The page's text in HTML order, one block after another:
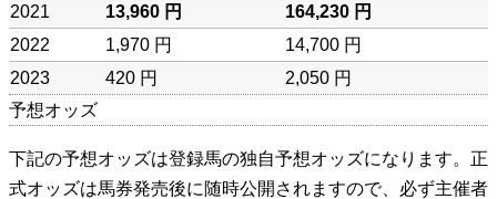
2021
13,960 円
164,230 円
2022
1,970 円
14,700 円
2023
420 円
2,050 円
予想オッズ
下記の予想オッズは登録馬の独自予想オッズになります。正
式オッズは馬券発売後に随時公開されますので、必ず主催者